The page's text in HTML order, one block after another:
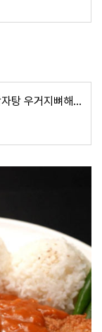
편스토랑 류수영 어남선생 감자탕 우거지뼈해장국 황금레시피